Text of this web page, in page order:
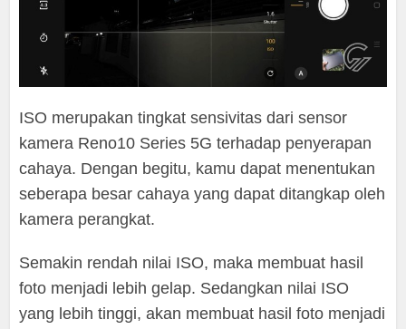
ISO merupakan tingkat sensivitas dari sensor
kamera Reno10 Series 5G terhadap penyerapan
cahaya. Dengan begitu, kamu dapat menentukan
seberapa besar cahaya yang dapat ditangkap oleh
kamera perangkat.
Semakin rendah nilai ISO, maka membuat hasil
foto menjadi lebih gelap. Sedangkan nilai ISO
yang lebih tinggi, akan membuat hasil foto menjadi